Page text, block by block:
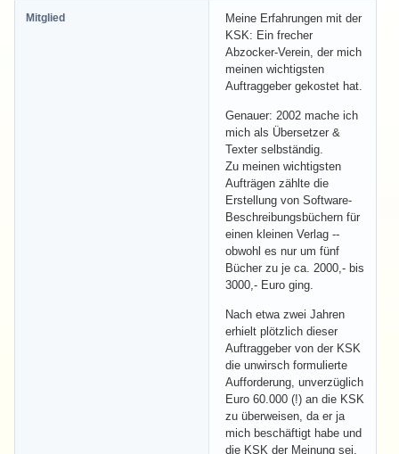
Mitglied
Meine Erfahrungen mit der
KSK: Ein frecher
Abzocker-Verein, der mich
meinen wichtigsten
Auftraggeber gekostet hat.
Genauer: 2002 mache ich
mich als Übersetzer &
Texter selbständig.
Zu meinen wichtigsten
Aufträgen zählte die
Erstellung von Software-
Beschreibungsbüchern für
einen kleinen Verlag --
obwohl es nur um fünf
Bücher zu je ca. 2000,- bis
3000,- Euro ging.
Nach etwa zwei Jahren
erhielt plötzlich dieser
Auftraggeber von der KSK
die unwirsch formulierte
Aufforderung, unverzüglich
Euro 60.000 (!) an die KSK
zu überweisen, da er ja
mich beschäftigt habe und
die KSK der Meinung sei,